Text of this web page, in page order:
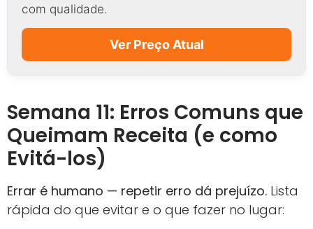
com qualidade.
Ver Preço Atual
Semana 11: Erros Comuns que
Queimam Receita (e como
Evitá-los)
Errar é humano — repetir erro dá prejuízo. Lista
rápida do que evitar e o que fazer no lugar: